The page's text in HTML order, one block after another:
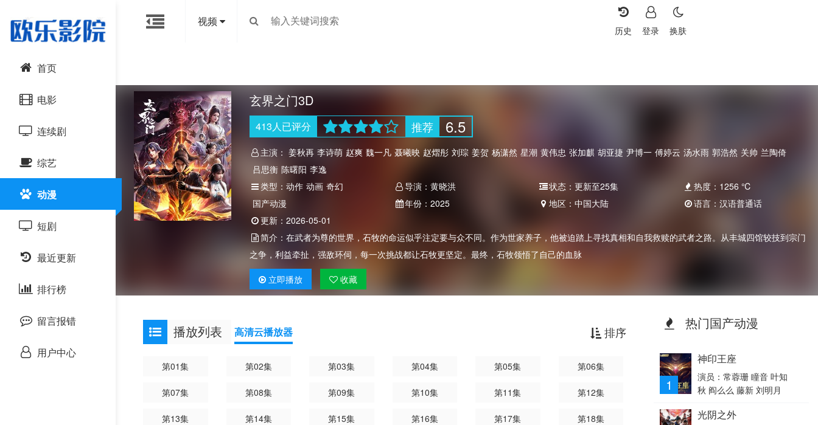
视频
换肤
登录
历史
首页
电影
动作片
喜剧片
爱情片
科幻片
恐怖片
剧情片
战争片
悬疑片
连续剧
国产剧
港台剧
日韩剧
欧美剧
泰国剧
综艺
大陆综艺
日韩综艺
港台综艺
欧美综艺
动漫
短剧
最近更新
排行榜
留言报错
用户中心
玄界之门3D
413人已评分 推荐 6.5
主演： 姜秋再 李诗萌 赵爽 魏一凡 聂曦映 赵熠彤 刘琮 姜贺 杨潇然 星潮 黄伟忠 张加麒 胡亚捷 尹博一 傅婷云 汤水雨 郭浩然 关帅 兰陶倚
吕思衡 陈曙阳 李逸
类型： 动作 动画 奇幻
国产动漫
导演：黄晓洪 状态：更新至25集 热度： 1256 ℃
年份：2025 地区：中国大陆 语言： 汉语普通话
更新： 2026-05-01
简介： 在武者为尊的世界，石牧的命运似乎注定要与众不同。作为世家养子，他被迫踏上寻找真相和自我救赎的武者之路。从丰城四馆较技到宗门
之争，利益牵扯，强敌环伺，每一次挑战都让石牧更坚定。最终，石牧领悟了自己的血脉
立即播放 收藏
播放列表 排序
高清云播放器
第01集 第02集 第03集 第04集 第05集 第06集
第07集 第08集 第09集 第10集 第11集 第12集
第13集 第14集 第15集 第16集 第17集 第18集
热门国产动漫
1
神印王座
演员：常蓉珊 瞳音 叶知
秋 阎么么 藤新 刘明月
光阴之外